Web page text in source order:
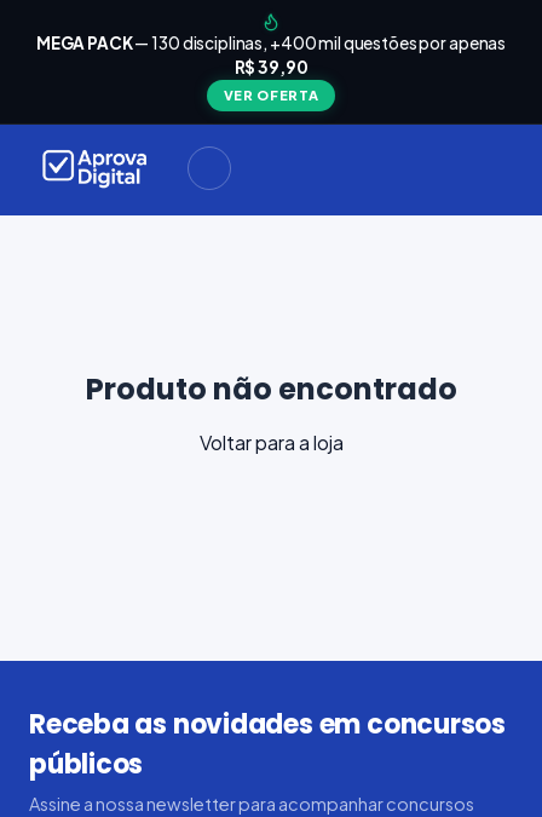
MEGA PACK— 130 disciplinas, +400 mil questões por apenas
R$ 39,90
VER OFERTA
Produto não encontrado
Voltar para a loja
Receba as novidades em concursos
públicos
Assine a nossa newsletter para acompanhar concursos
Seu
loja e